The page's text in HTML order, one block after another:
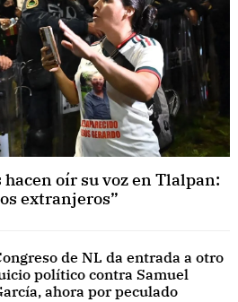
oír su voz en Tlalpan:
extranjeros”
de NL da entrada a otro
político contra Samuel
ahora por peculado